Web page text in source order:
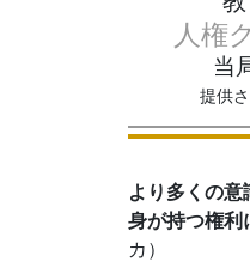
人権
当
提供
より多くの
身が持つ権利
カ）